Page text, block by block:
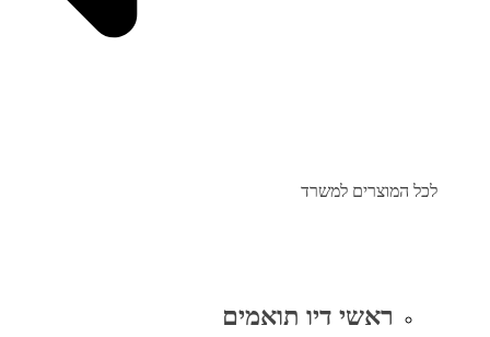
לכל המוצרים למשרד
ראשי דיו תואמים